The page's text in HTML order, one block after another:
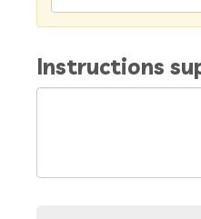
Instructions